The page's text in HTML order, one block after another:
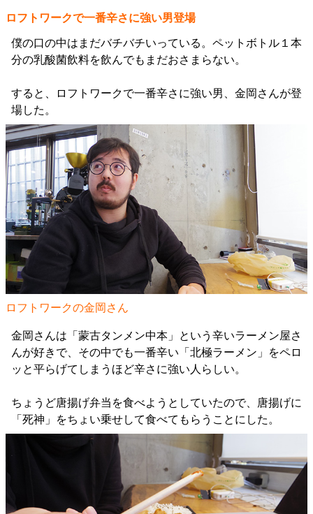
ロフトワークで一番辛さに強い男登場
僕の口の中はまだバチバチいっている。ペットボトル１本
分の乳酸菌飲料を飲んでもまだおさまらない。
すると、ロフトワークで一番辛さに強い男、金岡さんが登
場した。
ロフトワークの金岡さん
金岡さんは「蒙古タンメン中本」という辛いラーメン屋さ
んが好きで、その中でも一番辛い「北極ラーメン」をペロ
ッと平らげてしまうほど辛さに強い人らしい。
ちょうど唐揚げ弁当を食べようとしていたので、唐揚げに
「死神」をちょい乗せして食べてもらうことにした。